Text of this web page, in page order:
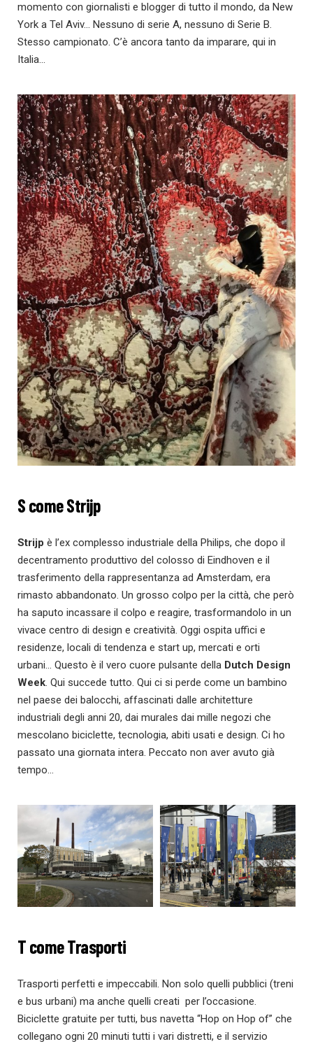
momento con giornalisti e blogger di tutto il mondo, da New
York a Tel Aviv… Nessuno di serie A, nessuno di Serie B.
Stesso campionato. C’è ancora tanto da imparare, qui in
Italia…
S come Strijp
Strijp è l’ex complesso industriale della Philips, che dopo il
decentramento produttivo del colosso di Eindhoven e il
trasferimento della rappresentanza ad Amsterdam, era
rimasto abbandonato. Un grosso colpo per la città, che però
ha saputo incassare il colpo e reagire, trasformandolo in un
vivace centro di design e creatività. Oggi ospita uffici e
residenze, locali di tendenza e start up, mercati e orti
urbani… Questo è il vero cuore pulsante della Dutch Design
Week. Qui succede tutto. Qui ci si perde come un bambino
nel paese dei balocchi, affascinati dalle architetture
industriali degli anni 20, dai murales dai mille negozi che
mescolano biciclette, tecnologia, abiti usati e design. Ci ho
passato una giornata intera. Peccato non aver avuto già
tempo…
T come Trasporti
Trasporti perfetti e impeccabili. Non solo quelli pubblici (treni
e bus urbani) ma anche quelli creati per l’occasione.
Biciclette gratuite per tutti, bus navetta “Hop on Hop of” che
collegano ogni 20 minuti tutti i vari distretti, e il servizio